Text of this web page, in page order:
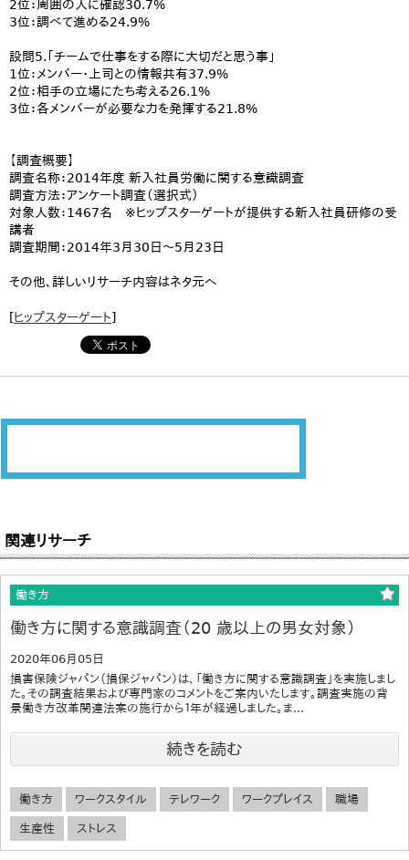
2位：周囲の人に確認30.7%
3位：調べて進める24.9%
設問5.「チームで仕事をする際に大切だと思う事」
1位：メンバー・上司との情報共有37.9%
2位：相手の立場にたち考える26.1%
3位：各メンバーが必要な力を発揮する21.8%
【調査概要】
調査名称：2014年度 新入社員労働に関する意識調査
調査方法：アンケート調査（選択式）
対象人数：1467名 ※ヒップスターゲートが提供する新入社員研修の受
講者
調査期間：2014年3月30日～5月23日
その他、詳しいリサーチ内容はネタ元へ
[ヒップスターゲート]
関連リサーチ
働き方
働き方に関する意識調査（20 歳以上の男女対象）
2020年06月05日
損害保険ジャパン（損保ジャパン）は、「働き方に関する意識調査」を実施しまし
た。その調査結果および専門家のコメントをご案内いたします。調査実施の背
景働き方改革関連法案の施行から１年が経過しました。ま...
続きを読む
働き方 ワークスタイル テレワーク ワークプレイス 職場
生産性 ストレス